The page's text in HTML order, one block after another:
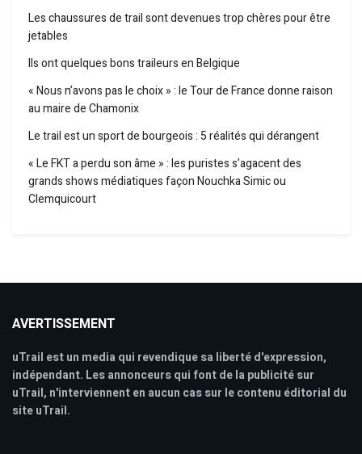
Les chaussures de trail sont devenues trop chères pour être
jetables
Ils ont quelques bons traileurs en Belgique
« Nous n’avons pas le choix » : le Tour de France donne raison
au maire de Chamonix
Le trail est un sport de bourgeois : 5 réalités qui dérangent
« Le FKT a perdu son âme » : les puristes s’agacent des
grands shows médiatiques façon Nouchka Simic ou
Clemquicourt
AVERTISSEMENT
uTrail est un media qui revendique sa liberté d'expression,
indépendant. Les annonceurs qui font de la publicité sur
uTrail, n'interviennent en aucun cas sur le contenu éditorial du
site uTrail.